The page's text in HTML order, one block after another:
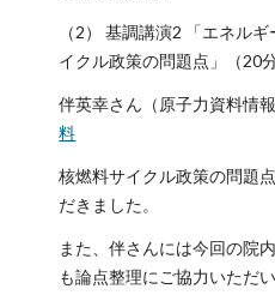
（2） 基調講演2 「エネル
イクル政策の問題点」（20分
伴英幸さん（原子力資料情
料
核燃料サイクル政策の問題
だきました。
また、伴さんには今回の院
も論点整理にご協力いただい